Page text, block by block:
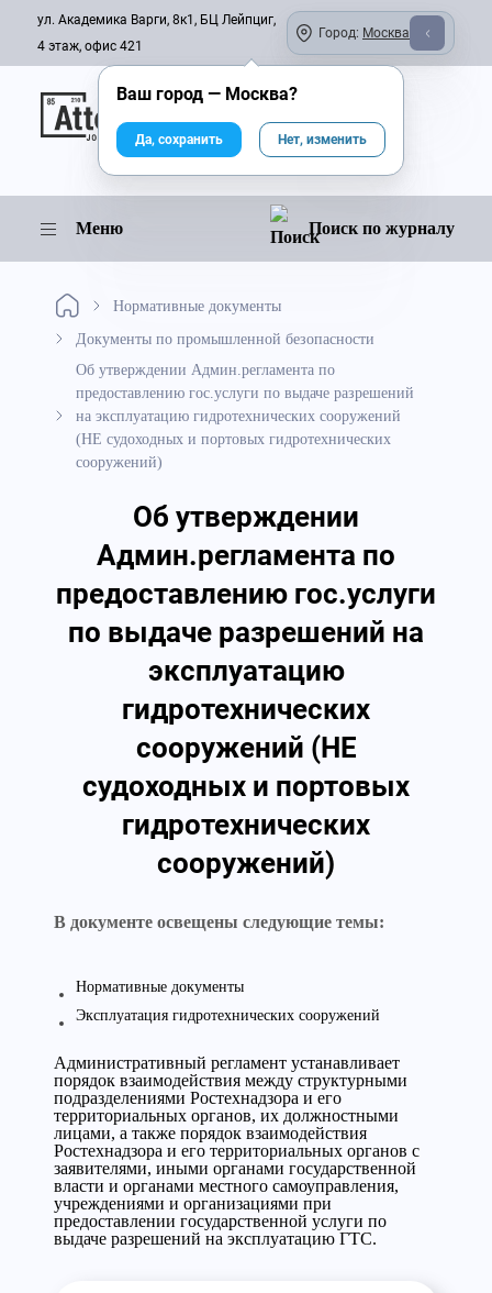
ул. Академика Варги, 8к1, БЦ Лейпциг,
4 этаж, офис 421
Город: Москва
Онлайн-журнал
Меню Поиск по журналу
Нормативные документы
Документы по промышленной безопасности
Об утверждении Админ.регламента по
предоставлению гос.услуги по выдаче разрешений
на эксплуатацию гидротехнических сооружений
(НЕ судоходных и портовых гидротехнических
сооружений)
Об утверждении
Админ.регламента по
предоставлению гос.услуги
по выдаче разрешений на
эксплуатацию
гидротехнических
сооружений (НЕ
судоходных и портовых
гидротехнических
сооружений)
В документе освещены следующие темы:
Нормативные документы
Эксплуатация гидротехнических сооружений
Административный регламент устанавливает
порядок взаимодействия между структурными
подразделениями Ростехнадзора и его
территориальных органов, их должностными
лицами, а также порядок взаимодействия
Ростехнадзора и его территориальных органов с
заявителями, иными органами государственной
власти и органами местного самоуправления,
учреждениями и организациями при
предоставлении государственной услуги по
выдаче разрешений на эксплуатацию ГТС.
Ваш город — Москва?
Да, сохранить Нет, изменить